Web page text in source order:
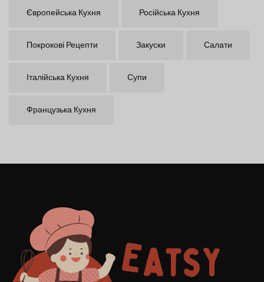
Європейська Кухня Російська Кухня
Покрокові Рецепти Закуски Салати
Італійська Кухня Супи
Французька Кухня